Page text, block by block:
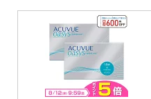
ヘアケア
ボディケア
美容機器
美容食品